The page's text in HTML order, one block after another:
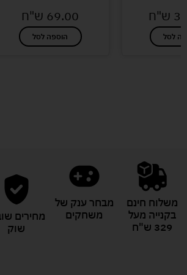
ש"ח
לסל
69.00 ש"ח
הוספה לסל
משלוח חינם
בקנייה מעל
329 ש"ח
מבחר ענק של
משחקים
מחירים
שוק